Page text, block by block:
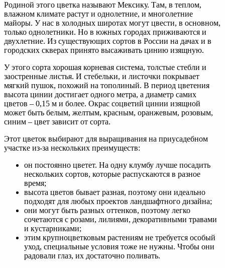
Родиной этого цветка называют Мексику. Там, в теплом,
влажном климате растут и однолетние, и многолетние
майоры. У нас в холодных широтах могут цвести, в основном,
только однолетники. Но в южных городах приживаются и
двухлетние. Из существующих сортов в России на дачах и в
городских скверах принято высаживать цинию изящную.
У этого сорта хорошая корневая система, толстые стебли и
заостренные листья. И стебельки, и листочки покрывает
мягкий пушок, похожий на тополиный. В период цветения
высота цинии достигает одного метра, а диаметр самих
цветов – 0,15 м и более. Окрас соцветий цинии изящной
может быть белым, желтым, красным, оранжевым, розовым,
синим – цвет зависит от сорта.
Этот цветок выбирают для выращивания на приусадебном
участке из-за нескольких преимуществ:
он постоянно цветет. На одну клумбу лучше посадить
нескольких сортов, которые распускаются в разное
время;
высота цветов бывает разная, поэтому они идеально
подходят для любых проектов ландшафтного дизайна;
они могут быть разных оттенков, поэтому легко
сочетаются с розами, лилиями, декоративными травами
и кустарниками;
этим крупноцветковым растениям не требуется особый
уход, специальные условия тоже не нужны. Чтобы они
радовали глаз, их достаточно поливать.